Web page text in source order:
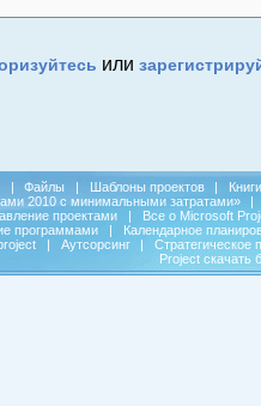
или
| Файлы | Шаблоны проектов |
Книги
2010 с минимальными затратами»
|
проектами |
Все о Microsoft
программами |
Календарное
| Аутсорсинг |
Стратегическое
Project скачать